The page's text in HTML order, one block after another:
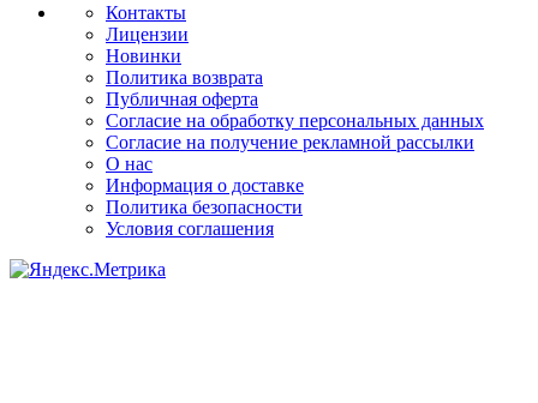
Контакты
Лицензии
Новинки
Политика возврата
Публичная оферта
Согласие на обработку персональных данных
Согласие на получение рекламной рассылки
О нас
Информация о доставке
Политика безопасности
Условия соглашения